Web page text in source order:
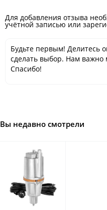
Для добавления отзыва
учётной записью или
Будьте первым! Делитесь
сделать выбор. Нам важно
Спасибо!
Вы недавно смотрели